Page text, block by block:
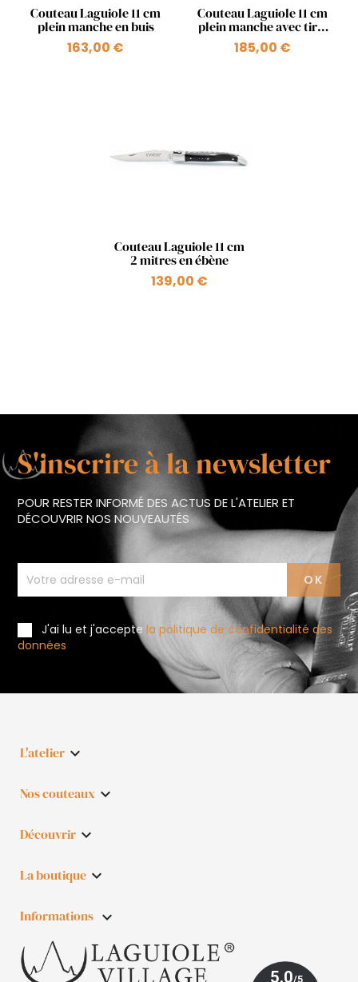
Aperçu rapide
Couteau Laguiole 11 cm
plein manche en buis
163,00 €
Aperçu rapide
Couteau Laguiole 11 cm
plein manche avec tire-
bouchon en pointe de
corne blonde
185,00 €
Aperçu rapide
Couteau Laguiole 11 cm
2 mitres en ébène
139,00 €
S'inscrire à la newsletter
POUR RESTER INFORMÉ DES ACTUS DE L'ATELIER ET
DÉCOUVRIR NOS NOUVEAUTÉS
J'ai lu et j'acceptela politique de confidentialité des
données
L'atelier 
Nos couteaux 
Découvrir 
La boutique 
Informations keyboard_arrow_down